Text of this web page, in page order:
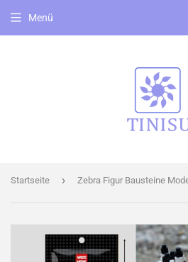
Menü
Startseite ›